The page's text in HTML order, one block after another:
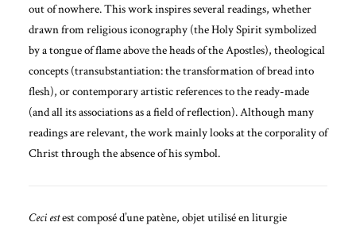
out of nowhere. This work inspires several readings, whether
drawn from religious iconography (the Holy Spirit symbolized
by a tongue of flame above the heads of the Apostles), theological
concepts (transubstantiation: the transformation of bread into
flesh), or contemporary artistic references to the ready-made
(and all its associations as a field of reflection). Although many
readings are relevant, the work mainly looks at the corporality of
Christ through the absence of his symbol.
Ceci estest composé d’une patène, objet utilisé en liturgie